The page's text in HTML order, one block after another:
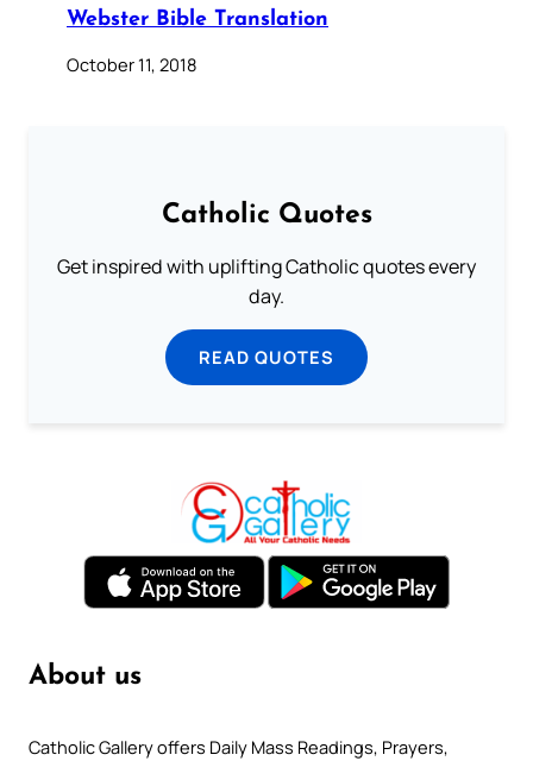
Webster Bible Translation
October 11, 2018
Catholic Quotes
Get inspired with uplifting Catholic quotes every
day.
READ QUOTES
About us
Catholic Gallery offers Daily Mass Readings, Prayers,